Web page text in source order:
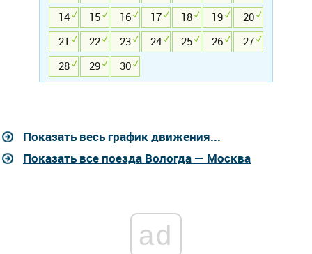
14
15 16 17 18 19
20
21
22 23 24 25 26
27
28
29 30
Показать весь график движения...
Показать все поезда Вологда — Москва
ad